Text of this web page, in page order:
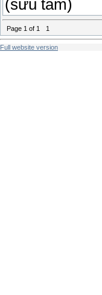
(sưu tầm)
Page 1 of 1 1
Full website version